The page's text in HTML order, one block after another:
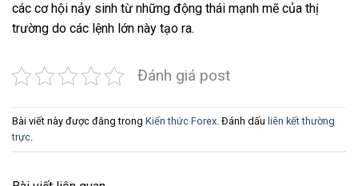
các cơ hội nảy sinh từ những động thái mạnh mẽ của thị
trường do các lệnh lớn này tạo ra.
Đánh giá post
Bài viết này được đăng trong Kiến thức Forex . Đánh dấu liên kết thường
trực